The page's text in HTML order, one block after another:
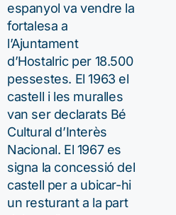
espanyol va vendre la
fortalesa a
l’Ajuntament
d’Hostalric per 18.500
pessestes. El 1963 el
castell i les muralles
van ser declarats Bé
Cultural d’Interès
Nacional. El 1967 es
signa la concessió del
castell per a ubicar-hi
un resturant a la part